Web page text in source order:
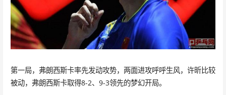
第一局，弗朗西斯卡率先发动攻势，两面进攻呼呼生风，许昕比较
被动，弗朗西斯卡取得8-2、9-3领先的梦幻开局。